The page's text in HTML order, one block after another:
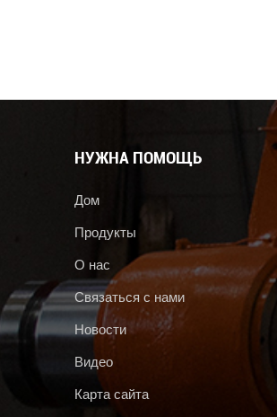
НУЖНА ПОМОЩЬ
Дом
Продукты
О нас
Связаться с нами
Новости
Видео
Карта сайта